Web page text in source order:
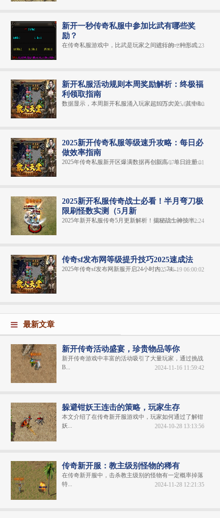
新开一秒传奇私服中参加比武有哪些奖
励？
在传奇私服游戏中，比武是玩家之间进行的一种形式...
2024-08-25 11:49:23
新开私服活动规则本周奖励解析：终极福
利领取指南
数据显示，本周新开私服涌入玩家超10万大关，其中8...
2025-07-25 06:30:00
2025新开传奇私服等级速升攻略：每日必
做效率指南
2025年传奇私服新开区爆满数据再创新高，单日注册...
2025-07-21 06:30:01
2025新开私服传奇战士必看！半月弯刀极
限刷怪数实测（5月新
2025年新开私服传奇5月更新解析！揭秘战士神技半...
2025-05-08 11:32:24
传奇sf发布网等级提升技巧2025速成法
2025年传奇sf发布网新服开启24小时内，74....2025-06-19 06:00:02
最新文章
新开传奇活动盛宴，珍贵物品等你
新开传奇游戏中丰富的活动吸引了大量玩家，通过挑战
B...
2024-11-16 11:59:42
躲避钳妖王连击的策略，玩家生存
本文介绍了在传奇新开服游戏中，玩家如何通过了解钳
妖...
2024-10-28 13:13:56
传奇新开服：教主级别怪物的稀有
在传奇新开服中，击杀教主级别的怪物有一定概率掉落
特...
2024-11-28 12:21:35